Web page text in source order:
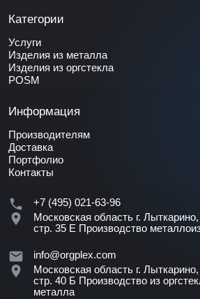
Категории
Услуги
Изделия из металла
Изделия из оргстекла
POSM
Информация
Производителям
Доставка
Портфолио
Контакты
+7 (495) 021-63-96
Московская область г.
стр. 35 Е Производство
info@orgplex.com
Московская область г.
стр. 40 Б Производство из
металла